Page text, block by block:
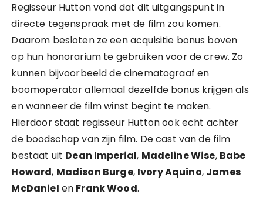
Regisseur Hutton vond dat dit uitgangspunt in
directe tegenspraak met de film zou komen.
Daarom besloten ze een acquisitie bonus boven
op hun honorarium te gebruiken voor de crew. Zo
kunnen bijvoorbeeld de cinematograaf en
boomoperator allemaal dezelfde bonus krijgen als
en wanneer de film winst begint te maken.
Hierdoor staat regisseur Hutton ook echt achter
de boodschap van zijn film. De cast van de film
bestaat uit Dean Imperial, Madeline Wise, Babe
Howard, Madison Burge, Ivory Aquino, James
McDaniel en Frank Wood.